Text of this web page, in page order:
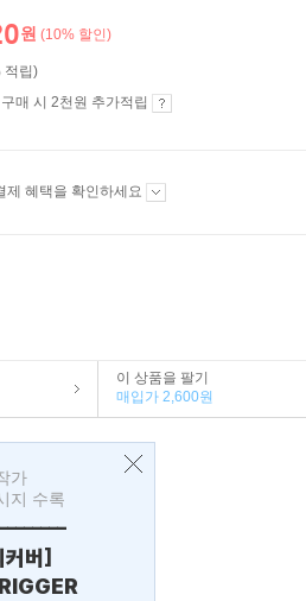
원 (10% 할인)
적립)
매 시 2천원 추가적립
제 혜택을 확인하세요
이 상품을 팔기
매입가 2,600원
가
지 수록
버]